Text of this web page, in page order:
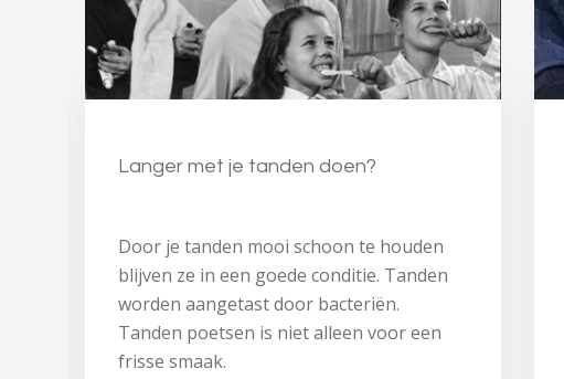
Langer met je tanden doen?
Door je tanden mooi schoon te houden
blijven ze in een goede conditie. Tanden
worden aangetast door bacteriën.
Tanden poetsen is niet alleen voor een
frisse smaak.